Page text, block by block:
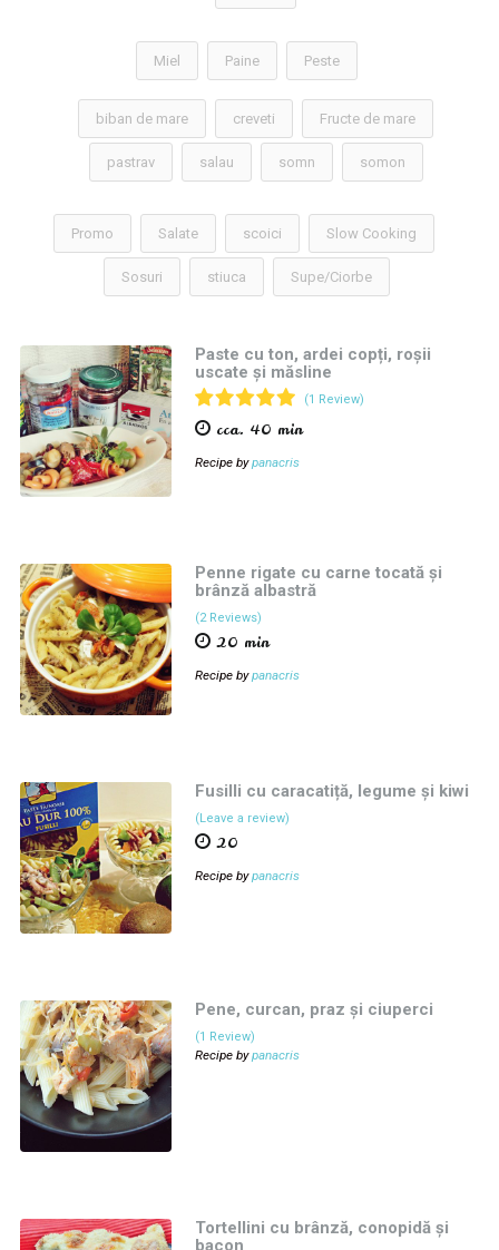
Miel Paine Peste
biban de mare creveti Fructe de mare
pastrav salau somn somon
Promo Salate scoici Slow Cooking
Sosuri stiuca Supe/Ciorbe
Paste cu ton, ardei copți, roșii
uscate și măsline
(1 Review)
cca. 40 min
Recipe bypanacris
Penne rigate cu carne tocată și
brânză albastră
(2 Reviews)
20 min
Recipe bypanacris
Fusilli cu caracatiță, legume și kiwi
(Leave a review)
20
Recipe bypanacris
Pene, curcan, praz și ciuperci
(1 Review)
Recipe bypanacris
Tortellini cu brânză, conopidă și
bacon